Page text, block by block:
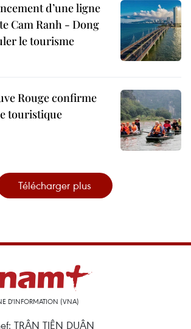
d’une ligne
Cam Ranh - Dong
le tourisme
Rouge confirme
touristique
Télécharger plus
D'INFORMATION (VNA)
TRÂN TIÊN DUÂN